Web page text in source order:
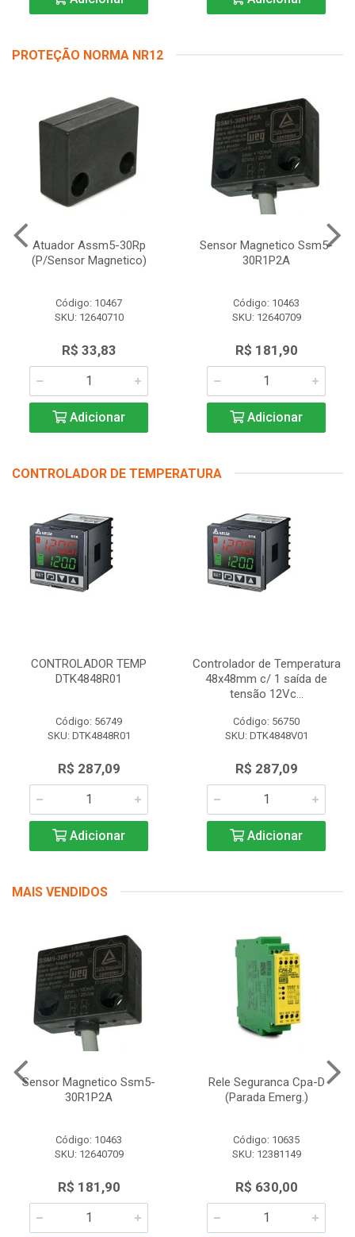
PROTEÇÃO NORMA NR12
Atuador Assm5-30Rp
(P/Sensor Magnetico)
Código: 10467
SKU: 12640710
R$ 33,83
Adicionar
Sensor Magnetico Ssm5-
30R1P2A
Código: 10463
SKU: 12640709
R$ 181,90
Adicionar
CONTROLADOR DE TEMPERATURA
CONTROLADOR TEMP
DTK4848R01
Código: 56749
SKU: DTK4848R01
R$ 287,09
Adicionar
Controlador de Temperatura
48x48mm c/ 1 saída de
tensão 12Vc...
Código: 56750
SKU: DTK4848V01
R$ 287,09
Adicionar
MAIS VENDIDOS
Sensor Magnetico Ssm5-
30R1P2A
Código: 10463
SKU: 12640709
R$ 181,90
Rele Seguranca Cpa-D
(Parada Emerg.)
Código: 10635
SKU: 12381149
R$ 630,00